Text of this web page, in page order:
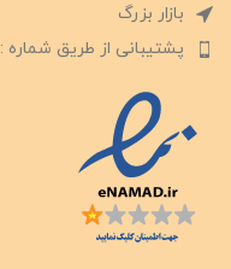
بازار بزرگ
پشتیبانی از طریق شماره : 02191031725